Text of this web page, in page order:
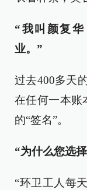
“我叫颜复
业。”
过去400多天
在任何一本账
的“签名”。
“为什么您选
“环卫工人每